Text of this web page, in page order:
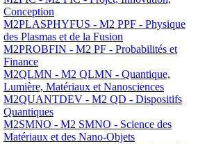
Conception
M2PLASPHYFUS - M2 PPF - Physique
des Plasmas et de la Fusion
M2PROBFIN - M2 PF - Probabilités et
Finance
M2QLMN - M2 QLMN - Quantique,
Lumière, Matériaux et Nanosciences
M2QUANTDEV - M2 QD - Dispositifs
Quantiques
M2SMNO - M2 SMNO - Science des
Matériaux et des Nano-Objets